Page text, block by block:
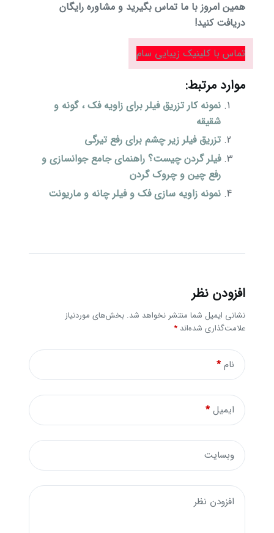
همین امروز با ما تماس بگیرید و مشاوره رایگان
دریافت کنید!
تماس با کلینیک زیبایی سام
موارد مرتبط:
نمونه کار تزریق فیلر برای زاویه فک ، گونه و
شقیقه
تزریق فیلر زیر چشم برای رفع تیرگی
فیلر گردن چیست؟ راهنمای جامع جوانسازی و
رفع چین و چروک گردن
نمونه زاویه سازی فک و فیلر چانه و ماریونت
افزودن نظر
نشانی ایمیل شما منتشر نخواهد شد. بخش‌های موردنیاز
علامت‌گذاری شده‌اند *
نام*
ایمیل*
وبسایت
افزودن نظر